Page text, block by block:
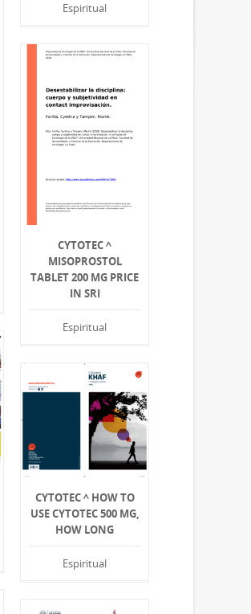
Espiritual
CYTOTEC ^
MISOPROSTOL
TABLET 200 MG PRICE
IN SRI
Espiritual
CYTOTEC ^ HOW TO
USE CYTOTEC 500 MG,
HOW LONG
Espiritual